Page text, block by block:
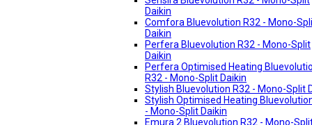
Daikin
Comfora Bluevolution R32 - Mono-
Daikin
Perfera Bluevolution R32 - Mono-Split
Daikin
Perfera Optimised Heating
R32 - Mono-Split Daikin
Stylish Bluevolution R32 - Mono-Split
Stylish Optimised Heating
- Mono-Split Daikin
Emura 2 Bluevolution R32 - Mono-